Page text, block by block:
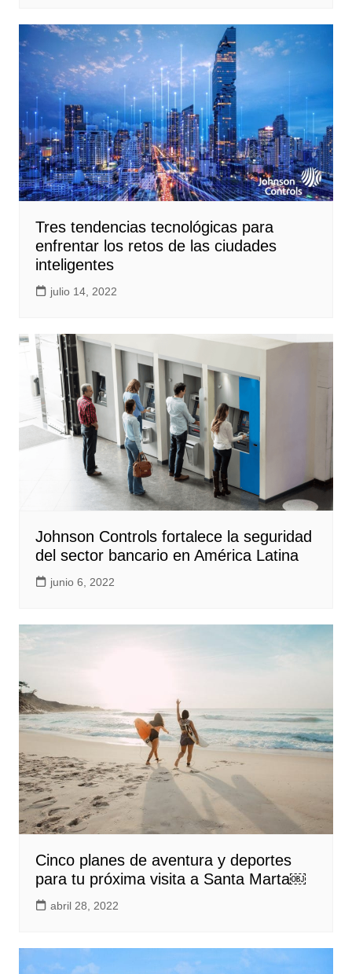
Tres tendencias tecnológicas para
enfrentar los retos de las ciudades
inteligentes
julio 14, 2022
Johnson Controls fortalece la seguridad
del sector bancario en América Latina
junio 6, 2022
Cinco planes de aventura y deportes
para tu próxima visita a Santa Marta￼
abril 28, 2022